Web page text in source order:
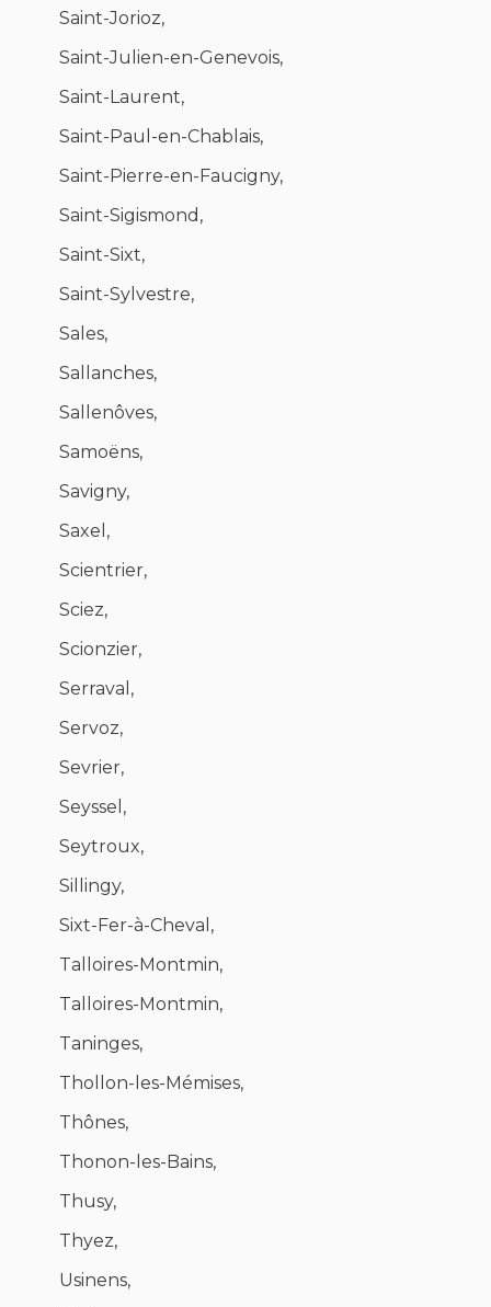
Saint-Jorioz,
Saint-Julien-en-Genevois,
Saint-Laurent,
Saint-Paul-en-Chablais,
Saint-Pierre-en-Faucigny,
Saint-Sigismond,
Saint-Sixt,
Saint-Sylvestre,
Sales,
Sallanches,
Sallenôves,
Samoëns,
Savigny,
Saxel,
Scientrier,
Sciez,
Scionzier,
Serraval,
Servoz,
Sevrier,
Seyssel,
Seytroux,
Sillingy,
Sixt-Fer-à-Cheval,
Talloires-Montmin,
Talloires-Montmin,
Taninges,
Thollon-les-Mémises,
Thônes,
Thonon-les-Bains,
Thusy,
Thyez,
Usinens,